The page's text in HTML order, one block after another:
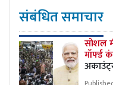
संबंधित समाचार
सोशल
मॉर्फ्ड